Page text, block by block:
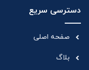
دسترسی سریع
صفحه اصلی
بلاگ